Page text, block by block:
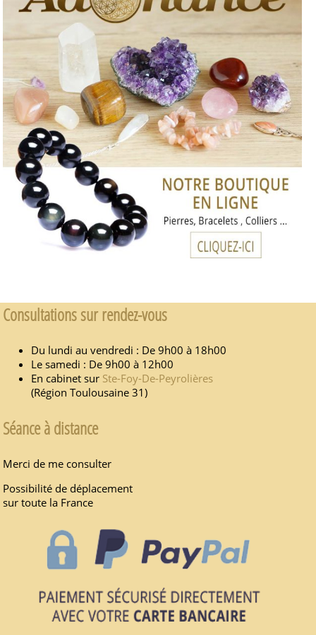
Consultations sur rendez-vous
Du lundi au vendredi : De 9h00 à 18h00
Le samedi : De 9h00 à 12h00
En cabinet sur Ste-Foy-De-Peyrolières
(Région Toulousaine 31)
Séance à distance
Merci de me consulter
Possibilité de déplacement
sur toute la France